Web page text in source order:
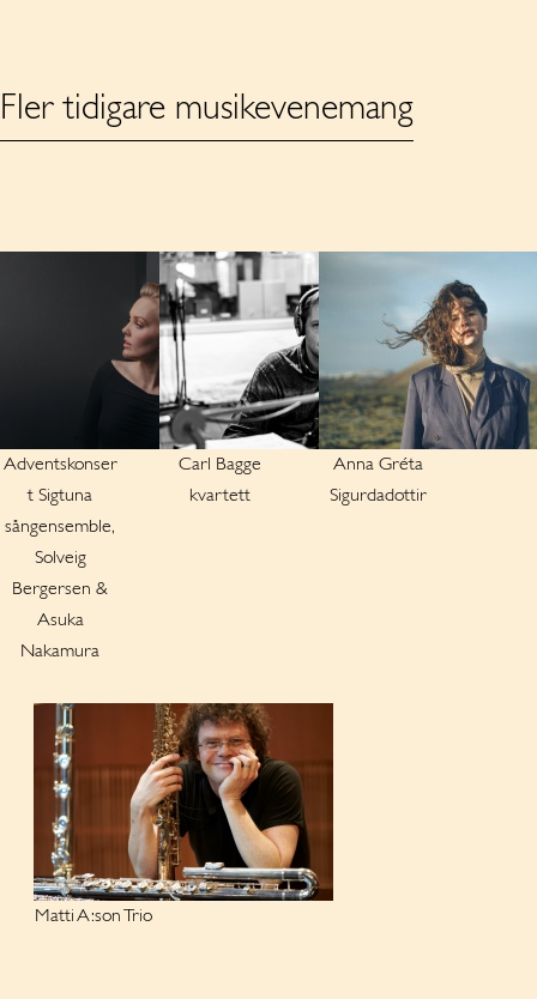
Fler tidigare musikevenemang
Adventskonser
t Sigtuna
sångensemble,
Solveig
Bergersen &
Asuka
Nakamura
Carl Bagge
kvartett
Anna Gréta
Sigurdadottir
Matti A:son Trio